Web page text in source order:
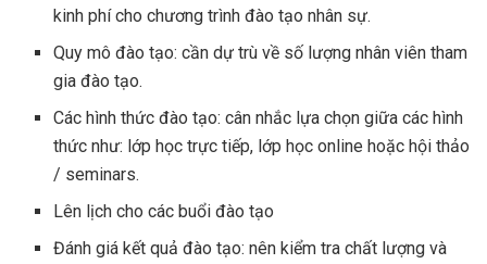
kinh phí cho chương trình đào tạo nhân sự.
Quy mô đào tạo: cần dự trù về số lượng nhân viên tham
gia đào tạo.
Các hình thức đào tạo: cân nhắc lựa chọn giữa các hình
thức như: lớp học trực tiếp, lớp học online hoặc hội thảo
/ seminars.
Lên lịch cho các buổi đào tạo
Đánh giá kết quả đào tạo: nên kiểm tra chất lượng và